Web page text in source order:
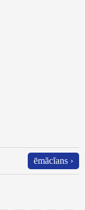
ēmăcĭans ›